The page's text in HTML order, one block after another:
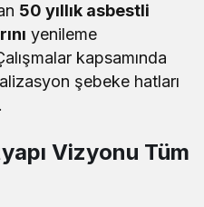
50 yıllık asbestli
yenileme
kapsamında
şebeke hatları
Vizyonu Tüm